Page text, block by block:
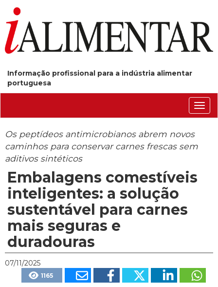
Informação profissional para a indústria alimentar
portuguesa
Os peptídeos antimicrobianos abrem novos
caminhos para conservar carnes frescas sem
aditivos sintéticos
Embalagens comestíveis
inteligentes: a solução
sustentável para carnes
mais seguras e
duradouras
07/11/2025
1165